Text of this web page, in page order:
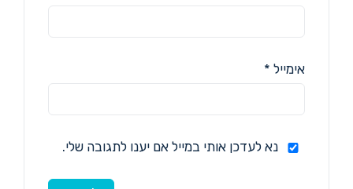
אימייל *
נא לעדכן אותי במייל אם יענו לתגובה שלי.